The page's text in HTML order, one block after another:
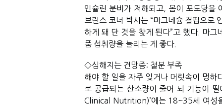
인슐린 분비가 저해되고, 몸이 포도당을
브린스 코너 박사는 “마그네슘 결핍으로
하게 돼 단 것을 찾게 된다”고 했다. 마
품 섭취량을 늘리는 게 좋다.
◇심해지는 건망증: 철분 부족
해야 할 일을 자주 잊거나 머릿속이 멍하
로 공급되는 산소량이 줄어 뇌 기능이
Clinical Nutrition)’에는 18~35세 여성